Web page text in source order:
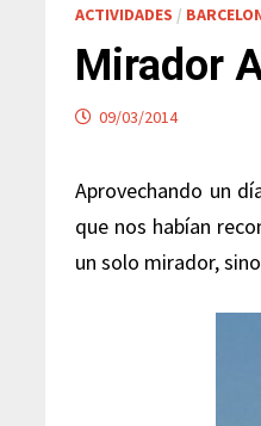
ACTIVIDADES /
Mirador
09/03/2014
Aprovechando un
que nos habían
un solo mirador,